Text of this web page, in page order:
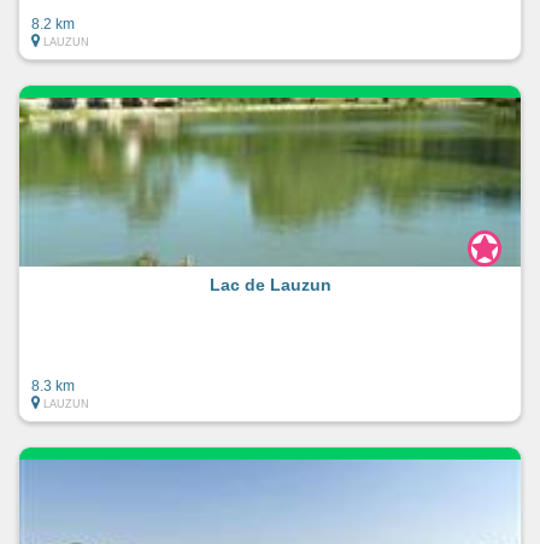
8.2 km
LAUZUN
Lac de Lauzun
8.3 km
LAUZUN